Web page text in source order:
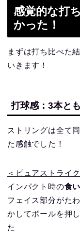
感覚的な打
かった！
まずは打ち比べた結
いきます！
打球感：3本と
ストリングは全て
た感触でした！
＜ピュアストライ
インパクト時の食
フェイス部分がた
かしてボールを押
た